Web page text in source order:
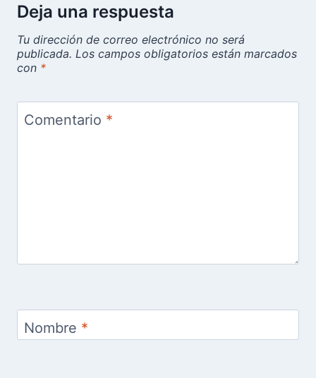
Deja una respuesta
Tu dirección de correo electrónico no será
publicada. Los campos obligatorios están marcados
con *
Comentario *
Nombre *